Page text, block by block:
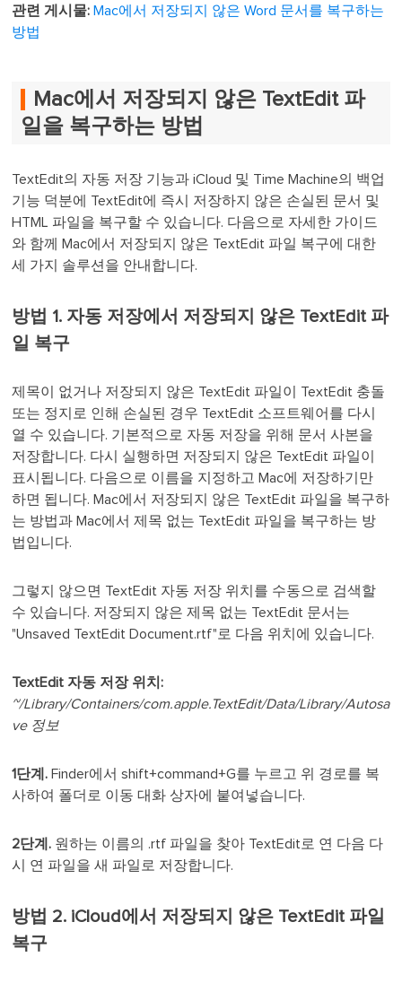
관련 게시물: Mac에서 저장되지 않은 Word 문서를 복구하는
방법
Mac에서 저장되지 않은 TextEdit 파
일을 복구하는 방법
TextEdit의 자동 저장 기능과 iCloud 및 Time Machine의 백업
기능 덕분에 TextEdit에 즉시 저장하지 않은 손실된 문서 및
HTML 파일을 복구할 수 있습니다. 다음으로 자세한 가이드
와 함께 Mac에서 저장되지 않은 TextEdit 파일 복구에 대한
세 가지 솔루션을 안내합니다.
방법 1. 자동 저장에서 저장되지 않은 TextEdit 파
일 복구
제목이 없거나 저장되지 않은 TextEdit 파일이 TextEdit 충돌
또는 정지로 인해 손실된 경우 TextEdit 소프트웨어를 다시
열 수 있습니다. 기본적으로 자동 저장을 위해 문서 사본을
저장합니다. 다시 실행하면 저장되지 않은 TextEdit 파일이
표시됩니다. 다음으로 이름을 지정하고 Mac에 저장하기만
하면 됩니다. Mac에서 저장되지 않은 TextEdit 파일을 복구하
는 방법과 Mac에서 제목 없는 TextEdit 파일을 복구하는 방
법입니다.
그렇지 않으면 TextEdit 자동 저장 위치를 수동으로 검색할
수 있습니다. 저장되지 않은 제목 없는 TextEdit 문서는
"Unsaved TextEdit Document.rtf"로 다음 위치에 있습니다.
TextEdit 자동 저장 위치:
~/Library/Containers/com.apple.TextEdit/Data/Library/Autosa
ve 정보
1단계. Finder에서 shift+command+G를 누르고 위 경로를 복
사하여 폴더로 이동 대화 상자에 붙여넣습니다.
2단계. 원하는 이름의 .rtf 파일을 찾아 TextEdit로 연 다음 다
시 연 파일을 새 파일로 저장합니다.
방법 2. iCloud에서 저장되지 않은 TextEdit 파일
복구